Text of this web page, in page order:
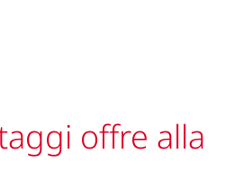
offre alla